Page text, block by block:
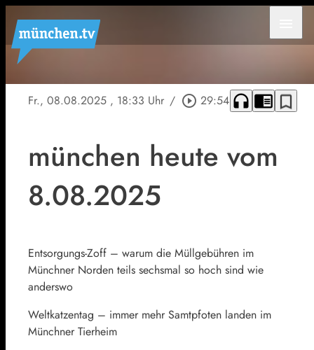
Fr., 08.08.2025 , 18:33 Uhr / play_circle_outline 29:54 headphones chrome_reader_mode bookmark_border
münchen heute vom
8.08.2025
Entsorgungs-Zoff – warum die Müllgebühren im
Münchner Norden teils sechsmal so hoch sind wie
anderswo
Weltkatzentag – immer mehr Samtpfoten landen im
Münchner Tierheim